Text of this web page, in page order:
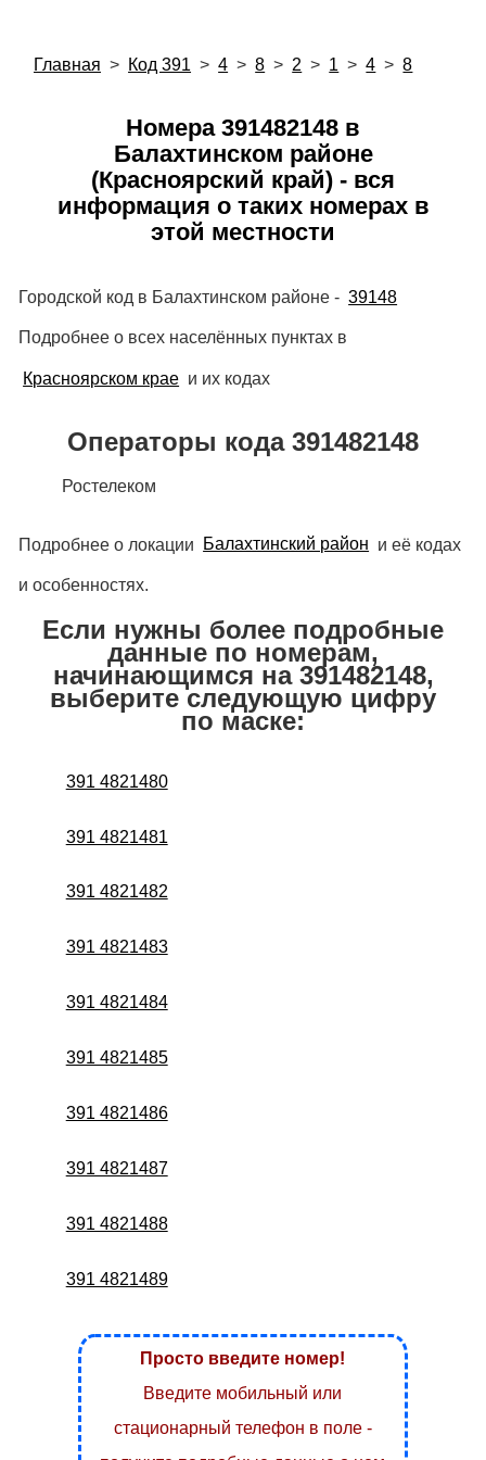
Главная > Код 391 > 4 > 8 > 2 > 1 > 4 > 8
Номера 391482148 в
Балахтинском районе
(Красноярский край) - вся
информация о таких номерах в
этой местности
Городской код в Балахтинском районе - 39148
Подробнее о всех населённых пунктах в
Красноярском крае и их кодах
Операторы кода 391482148
Ростелеком
Подробнее о локации Балахтинский район и её кодах
и особенностях.
Если нужны более подробные
данные по номерам,
начинающимся на 391482148,
выберите следующую цифру
по маске:
391 4821480
391 4821481
391 4821482
391 4821483
391 4821484
391 4821485
391 4821486
391 4821487
391 4821488
391 4821489
Просто введите номер!
Введите мобильный или
стационарный телефон в поле -